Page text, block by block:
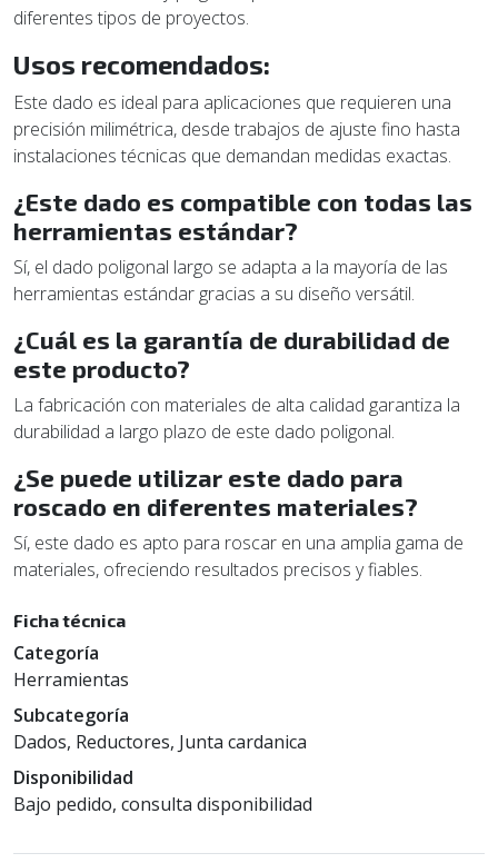
diferentes tipos de proyectos.
Usos recomendados:
Este dado es ideal para aplicaciones que requieren una
precisión milimétrica, desde trabajos de ajuste fino hasta
instalaciones técnicas que demandan medidas exactas.
¿Este dado es compatible con todas las
herramientas estándar?
Sí, el dado poligonal largo se adapta a la mayoría de las
herramientas estándar gracias a su diseño versátil.
¿Cuál es la garantía de durabilidad de
este producto?
La fabricación con materiales de alta calidad garantiza la
durabilidad a largo plazo de este dado poligonal.
¿Se puede utilizar este dado para
roscado en diferentes materiales?
Sí, este dado es apto para roscar en una amplia gama de
materiales, ofreciendo resultados precisos y fiables.
Ficha técnica
Categoría
Herramientas
Subcategoría
Dados, Reductores, Junta cardanica
Disponibilidad
Bajo pedido, consulta disponibilidad